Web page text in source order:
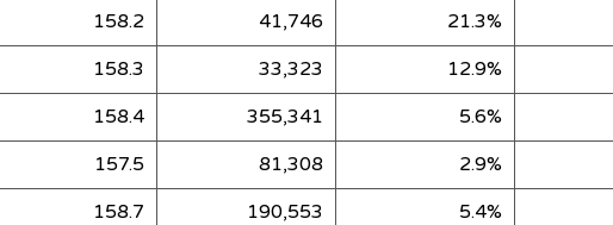
158.2 41,746 21.3%
158.3 33,323 12.9%
158.4 355,341 5.6%
157.5 81,308 2.9%
158.7 190,553 5.4%